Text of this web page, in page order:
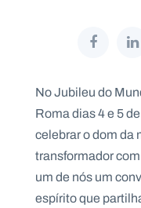
No Jubileu do
Roma dias 4 e 5
celebrar o dom da
transformador
um de nós um
espírito que
que